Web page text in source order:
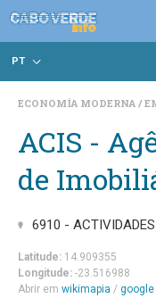
PT
ECONOMÍA MODERNA
ACIS -
de
6910 -
Latitude: 14.909355
Longitude: -23.516988
Abrir em wikimapia / google